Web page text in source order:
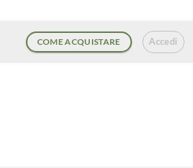
COME ACQUISTARE Accedi